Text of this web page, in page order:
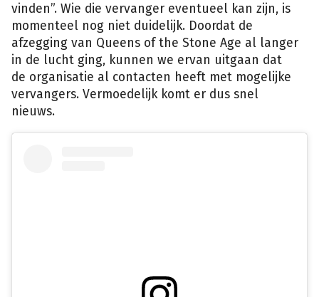
vinden”. Wie die vervanger eventueel kan zijn, is
momenteel nog niet duidelijk. Doordat de
afzegging van Queens of the Stone Age al langer
in de lucht ging, kunnen we ervan uitgaan dat
de organisatie al contacten heeft met mogelijke
vervangers. Vermoedelijk komt er dus snel
nieuws.